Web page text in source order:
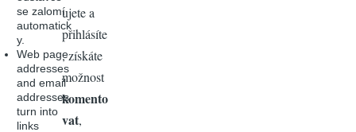
se zalomí
automatick
y.
Web page
addresses
and email
addresses
turn into
links
ujete a
přihlásíte
, získáte
možnost
komento
vat,